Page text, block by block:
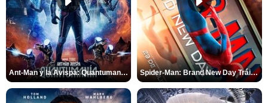
Ant-Man y la Avispa: Quantumanía Tráiler (2) Spider-Man: Brand New Day Tráiler (3)